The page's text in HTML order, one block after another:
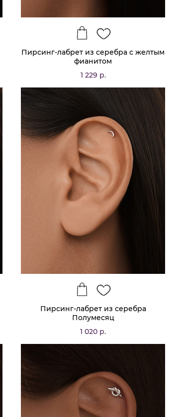
Пирсинг-лабрет из серебра с желтым
фианитом
1 229 р.
Пирсинг-лабрет из серебра
Полумесяц
1 020 р.